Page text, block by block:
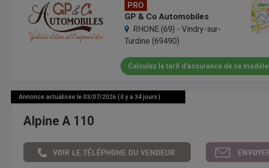
PRO
GP & Co Automobiles
RHONE (69) - Vindry-sur-
Turdine (69490)
Calculez le tarif d'assurance de ce modèle
Annonce actualisée le 03/07/2026 ( il y a 34 jours )
Alpine A 110